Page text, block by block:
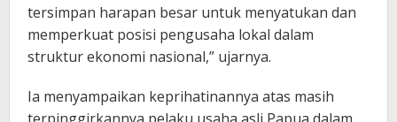
tersimpan harapan besar untuk menyatukan dan
memperkuat posisi pengusaha lokal dalam
struktur ekonomi nasional,” ujarnya.
Ia menyampaikan keprihatinannya atas masih
terpinggirkannya pelaku usaha asli Papua dalam